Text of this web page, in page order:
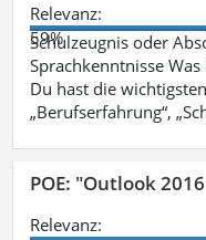
Relevanz:
59%
Schulzeugnis oder
Sprachkenntnisse
Du hast die
„Berufserfahrung“,
POE: "Outlook
Relevanz: